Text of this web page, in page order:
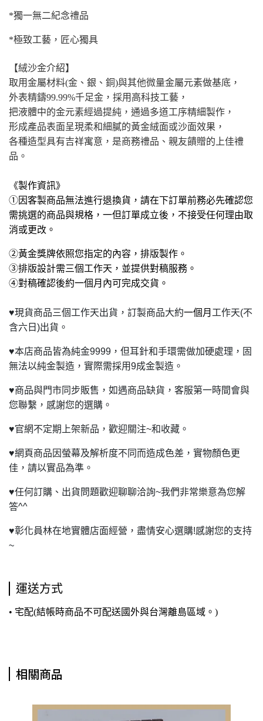
*獨一無二紀念禮品
*極致工藝，匠心獨具
【絨沙金介紹】
取用金屬材料(金、銀、銅)與其他微量金屬元素做基底，
外表精鑄99.99%千足金，採用高科技工藝，
把液體中的金元素經過提純，通過多道工序精細製作，
形成產品表面呈現柔和細膩的黃金絨面或沙面效果，
各種造型具有吉祥寓意，是商務禮品、親友饋贈的上佳禮
品。
《製作資訊》
①因客製商品無法進行退換貨，請在下訂單前務必先確認您
需挑選的商品與規格， 一但訂單成立後，不接受任何理由取
消或更改 。
②黃金獎牌依照您指定的內容，排版製作。
③排版設計需三個工作天，並提供對稿服務。
④對稿確認後約一個月內可完成交貨。
♥現貨商品三個工作天出貨，訂製商品大約一個月 工作天(不
含六日)出貨。
♥本店商品皆為純金9999，但耳針和手環需做加硬處理，固
無法以純金製造，實際需採用9成金製造。
♥商品與門市同步販售，如遇商品缺貨，客服第一時間會與
您聯繫，感謝您的選購。
♥官網不定期上架新品，歡迎關注~和收藏。
♥網頁商品因螢幕及解析度不同而造成色差，實物顏色更
佳，請以實品為準。
♥任何訂購、出貨問題歡迎聊聊洽詢~我們非常樂意為您解
答^^
♥彰化員林在地實體店面經營，盡情安心選購!感謝您的支持
~
運送方式
• 宅配(結帳時商品不可配送國外與台灣離島區域。)
相關商品